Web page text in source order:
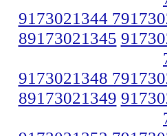
9173021344
89173021345
9173021348
89173021349